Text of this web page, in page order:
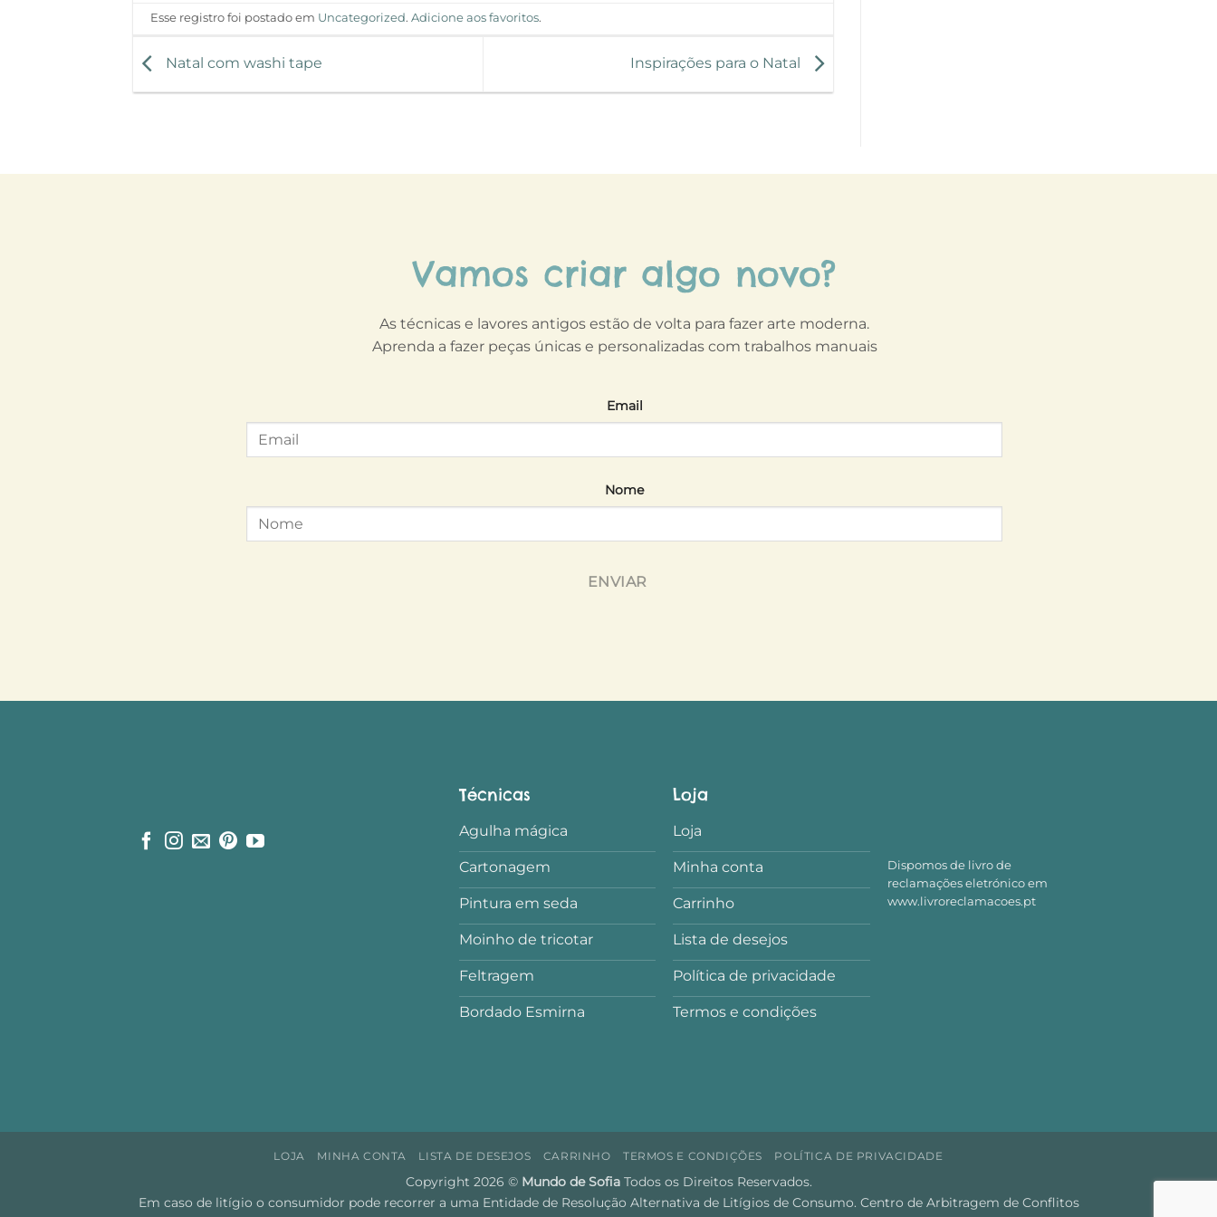
Esse registro foi postado em Uncategorized.Adicione aos favoritos.
Natal com washi tape Inspirações para o Natal
Vamos criar algo novo?
As técnicas e lavores antigos estão de volta para fazer arte moderna.
Aprenda a fazer peças únicas e personalizadas com trabalhos manuais
Email
Nome
ENVIAR
Técnicas
Agulha mágica
Cartonagem
Pintura em seda
Moinho de tricotar
Feltragem
Bordado Esmirna
Loja
Loja
Minha conta
Carrinho
Lista de desejos
Política de privacidade
Termos e condições
Dispomos de livro de
reclamações eletrónico em
www.livroreclamacoes.pt
LOJA MINHA CONTA LISTA DE DESEJOS CARRINHO TERMOS E CONDIÇÕES POLÍTICA DE PRIVACIDADE
Copyright 2026 © Mundo de SofiaTodos os Direitos Reservados.
Em caso de litígio o consumidor pode recorrer a uma Entidade de Resolução Alternativa de Litígios de Consumo. Centro de Arbitragem de Conflitos